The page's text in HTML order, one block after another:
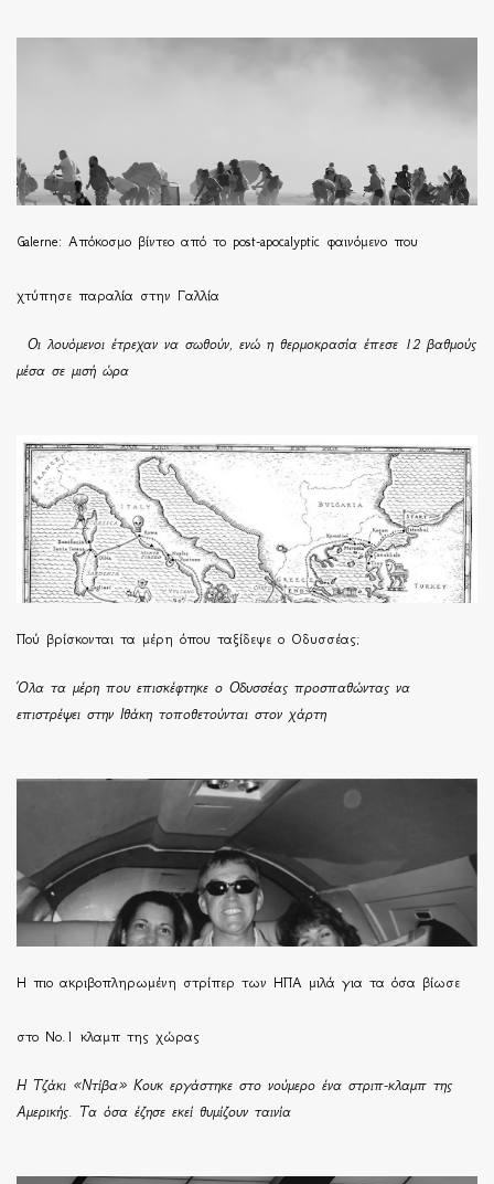
Galerne: Απόκοσμο βίντεο από το post-apocalyptic φαινόμενο που
χτύπησε παραλία στην Γαλλία
Οι λουόμενοι έτρεχαν να σωθούν, ενώ η θερμοκρασία έπεσε 12 βαθμούς
μέσα σε μισή ώρα
Πού βρίσκονται τα μέρη όπου ταξίδεψε ο Οδυσσέας;
Όλα τα μέρη που επισκέφτηκε ο Οδυσσέας προσπαθώντας να
επιστρέψει στην Ιθάκη τοποθετούνται στον χάρτη
H πιο ακριβοπληρωμένη στρίπερ των ΗΠΑ μιλά για τα όσα βίωσε
στο Νο.1 κλαμπ της χώρας
Η Τζάκι «Ντίβα» Κουκ εργάστηκε στο νούμερο ένα στριπ-κλαμπ της
Αμερικής. Τα όσα έζησε εκεί θυμίζουν ταινία